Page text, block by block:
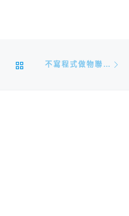
BACK TO POST LIST
不寫程式做物聯網 － ADAFRUIT.IO WIPPERSNAPPER